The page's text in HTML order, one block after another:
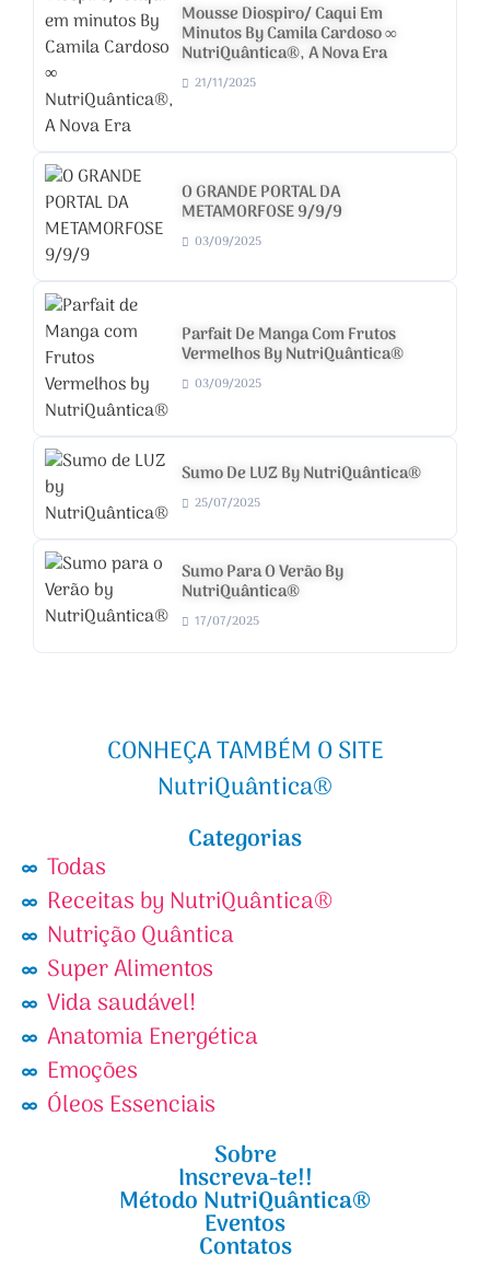
Mousse Diospiro/ Caqui Em
Minutos By Camila Cardoso ∞
NutriQuântica®, A Nova Era
21/11/2025
O GRANDE PORTAL DA
METAMORFOSE 9/9/9
03/09/2025
Parfait De Manga Com Frutos
Vermelhos By NutriQuântica®
03/09/2025
Sumo De LUZ By NutriQuântica®
25/07/2025
Sumo Para O Verão By
NutriQuântica®
17/07/2025
CONHEÇA TAMBÉM O SITE
NutriQuântica®
Categorias
Todas
Receitas by NutriQuântica®
Nutrição Quântica
Super Alimentos
Vida saudável!
Anatomia Energética
Emoções
Óleos Essenciais
Sobre
Inscreva-te!!
Método NutriQuântica®
Eventos
Contatos